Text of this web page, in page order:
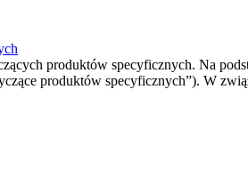
produktów specyficznych. Na
produktów specyficznych”). W